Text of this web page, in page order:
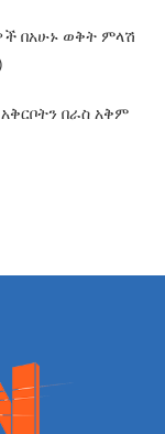
በአሁኑ ወቅት ምላሽ
በራስ አቅም